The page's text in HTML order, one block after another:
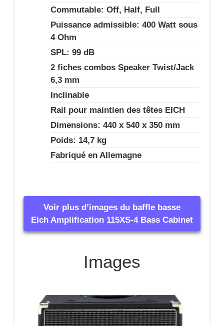
Commutable: Off, Half, Full
Puissance admissible: 400 Watt sous
4 Ohm
SPL: 99 dB
2 fiches combos Speaker Twist/Jack
6,3 mm
Inclinable
Rail pour maintien des têtes EICH
Dimensions: 440 x 540 x 350 mm
Poids: 14,7 kg
Fabriqué en Allemagne
Voir plus d’images du baffle basse
Eich Amplification 115XS-4 Bass Cabinet
Images